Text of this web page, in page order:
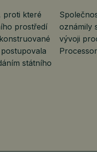
proti které
prostředí
státního
oznámily
vývoji